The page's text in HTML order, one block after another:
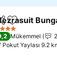
Favorilerime
Mükemmel
Pokut Yaylası 9.2